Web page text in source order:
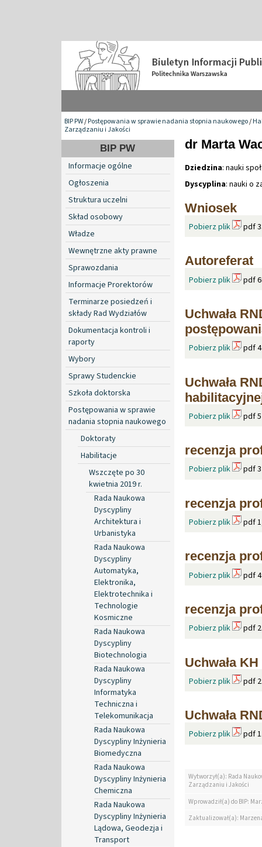
BIP PW/Postępowania w sprawie nadania stopnia naukowego/
Zarządzaniu i Jakości
BIP PW
Informacje ogólne
Ogłoszenia
Struktura uczelni
Skład osobowy
Władze
Wewnętrzne akty prawne
Sprawozdania
Informacje Prorektorów
Terminarze posiedzeń i
składy Rad Wydziałów
Dokumentacja kontroli i
raporty
Wybory
Sprawy Studenckie
Szkoła doktorska
Postępowania w sprawie
nadania stopnia naukowego
Doktoraty
Habilitacje
Wszczęte po 30
kwietnia 2019 r.
Rada Naukowa
Dyscypliny
Architektura i
Urbanistyka
Rada Naukowa
Dyscypliny
Automatyka,
Elektronika,
Elektrotechnika i
Technologie
Kosmiczne
Rada Naukowa
Dyscypliny
Biotechnologia
Rada Naukowa
Dyscypliny
Informatyka
Techniczna i
Telekomunikacja
Rada Naukowa
Dyscypliny Inżynieria
Biomedyczna
Rada Naukowa
Dyscypliny Inżynieria
Chemiczna
Rada Naukowa
Dyscypliny Inżynieria
Lądowa, Geodezja i
Transport
dr Marta
Dziedzina: nauki
Dyscyplina: nauki o
Wniosek
Pobierz plik pdf
Autoreferat
Pobierz plik pdf
Uchwała
Pobierz plik pdf
Uchwała
Pobierz plik pdf
recenzja
Pobierz plik pdf
recenzja
Pobierz plik pdf
recenzja
Pobierz plik pdf
recenzja
Pobierz plik pdf
Uchwała
Pobierz plik pdf
Uchwała
Pobierz plik pdf
Wytworzył(a): Rada
Zarządzaniu i Jakości
Wprowadził(a) do BIP:
Zaktualizował(a):